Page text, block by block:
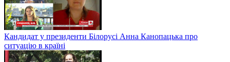
Кандидат у президенти Білорусі Анна Канопацька про
ситуацію в країні